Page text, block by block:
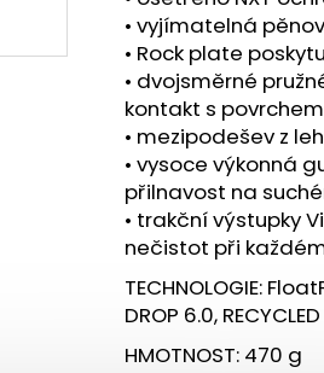
• vyjímatelná
• Rock plate
• dvojsměrné
kontakt s povrchem
• mezipodešev z
• vysoce výkonná
přilnavost na
• trakční výstupky
nečistot při
TECHNOLOGIE:
DROP 6.0, RECYCLED
HMOTNOST: 470 g